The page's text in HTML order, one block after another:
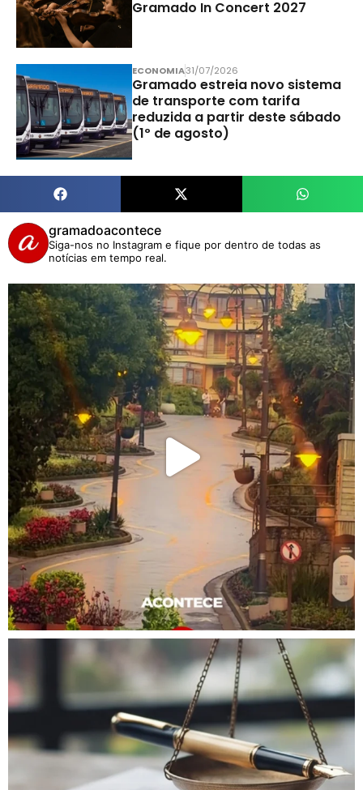
Gramado In Concert 2027
ECONOMIA31/07/2026
Gramado estreia novo sistema
de transporte com tarifa
reduzida a partir deste sábado
(1º de agosto)
gramadoacontece
Siga-nos no Instagram e fique por dentro de todas as
notícias em tempo real.